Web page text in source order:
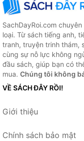
SachDayRoi.com
loại. Từ sách tiếng anh,
tranh, truyện trinh thám,
cùng sự nỗ lực không
đầu sách, giúp bạn có
mua. Chúng tôi không
VỀ SÁCH ĐÂY RỒI!
Giới thiệu
Chính sách bảo mật